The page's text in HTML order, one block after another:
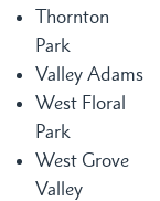
Thornton
Park
Valley Adams
West Floral
Park
West Grove
Valley